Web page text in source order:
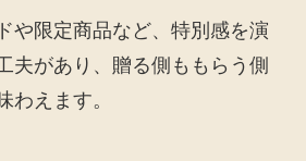
や限定商品など、特別感を演
夫があり、贈る側ももらう側
わえます。